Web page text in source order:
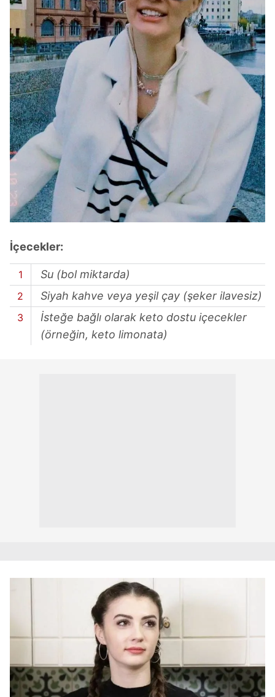
İçecekler:
Su (bol miktarda)
Siyah kahve veya yeşil çay (şeker ilavesiz)
İsteğe bağlı olarak keto dostu içecekler
(örneğin, keto limonata)